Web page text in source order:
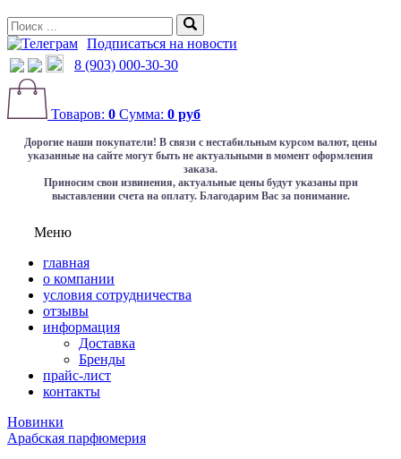
Подписаться на новости
8 (903) 000-30-30
Товаров: 0 Сумма: 0 руб
Дорогие наши покупатели! В связи с нестабильным курсом валют, цены
указанные на сайте могут быть не актуальными в момент оформления
заказа.
Приносим свои извинения, актуальные цены будут указаны при
выставлении счета на оплату. Благодарим Вас за понимание.
Меню
главная
о компании
условия сотрудничества
отзывы
информация
Доставка
Бренды
прайс-лист
контакты
Новинки
Арабская парфюмерия